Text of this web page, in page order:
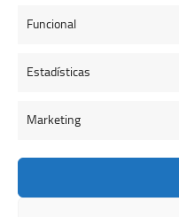
Funcional
Estadísticas
Marketing